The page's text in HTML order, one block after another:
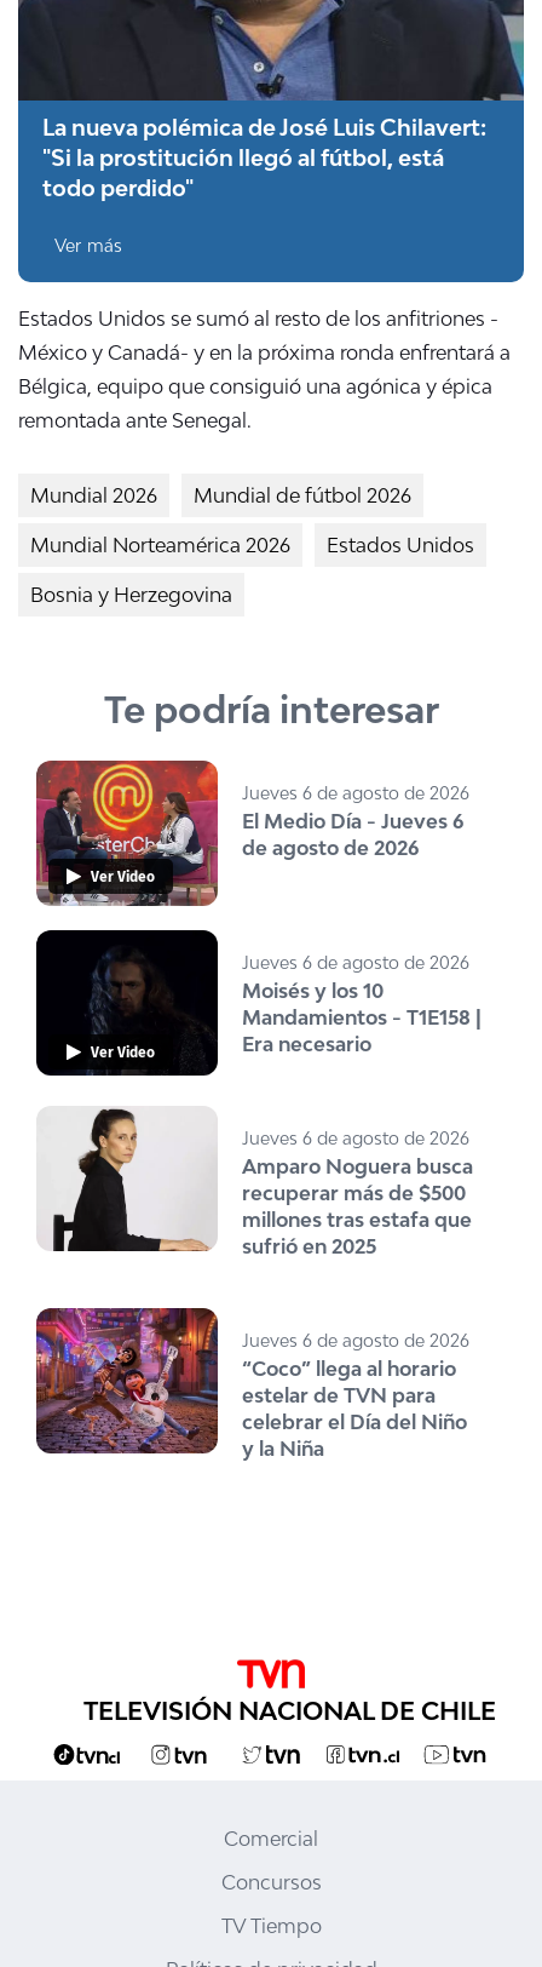
La nueva polémica de José Luis Chilavert:
"Si la prostitución llegó al fútbol, está
todo perdido"
Ver más
Estados Unidos se sumó al resto de los anfitriones -
México y Canadá- y en la próxima ronda enfrentará a
Bélgica, equipo que consiguió una agónica y épica
remontada ante Senegal.
Mundial 2026 Mundial de fútbol 2026
Mundial Norteamérica 2026 Estados Unidos
Bosnia y Herzegovina
Te podría interesar
Ver Video
Jueves 6 de agosto de 2026
El Medio Día - Jueves 6
de agosto de 2026
Ver Video
Jueves 6 de agosto de 2026
Moisés y los 10
Mandamientos - T1E158 |
Era necesario
Jueves 6 de agosto de 2026
Amparo Noguera busca
recuperar más de $500
millones tras estafa que
sufrió en 2025
Jueves 6 de agosto de 2026
“Coco” llega al horario
estelar de TVN para
celebrar el Día del Niño
y la Niña
TELEVISIÓN NACIONAL DE CHILE
Comercial
Concursos
TV Tiempo